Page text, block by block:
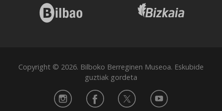
Copyright © 2026. Bilboko Berreginen Museoa. Eskubide
guztiak gordeta